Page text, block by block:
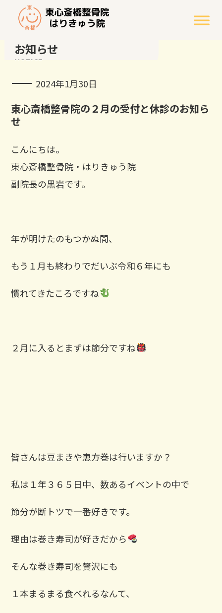
お知らせ
NOTICE
2024年1月30日
東心斎橋整骨院の２月の受付と休診のお知ら
せ
こんにちは。
東心斎橋整骨院・はりきゅう院
副院長の黒岩です。
年が明けたのもつかぬ間、
もう１月も終わりでだいぶ令和６年にも
慣れてきたころですね
２月に入るとまずは節分ですね
皆さんは豆まきや恵方巻は行いますか？
私は１年３６５日中、数あるイベントの中で
節分が断トツで一番好きです。
理由は巻き寿司が好きだから
そんな巻き寿司を贅沢にも
１本まるまる食べれるなんて、